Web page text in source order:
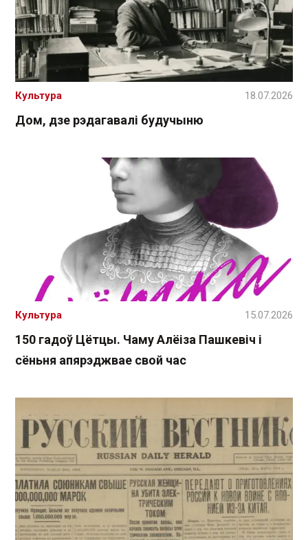
Дом, дзе рэдагавалі будучыню
Культура 18.07.2026
150 гадоў Цётцы. Чаму Алёіза Пашкевіч і
сёньня апярэджвае свой час
Культура 15.07.2026